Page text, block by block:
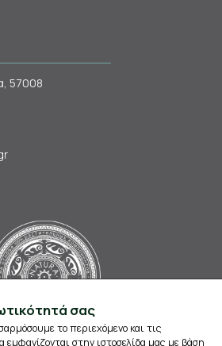
57008
σας
το περιεχόμενο και τις
εμφανίζονται στην ιστοσελίδα μας με βάση